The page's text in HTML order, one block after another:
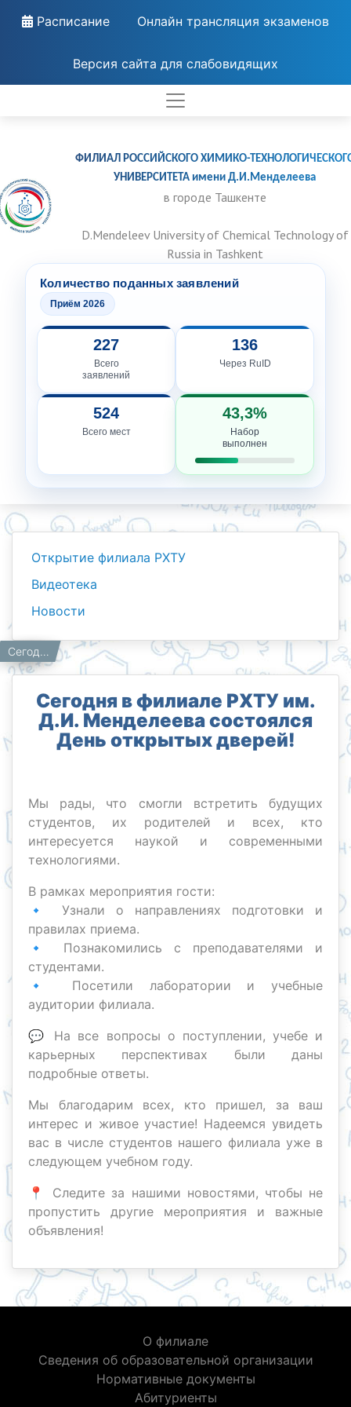
Расписание Онлайн трансляция экзаменов
Версия сайта для слабовидящих
ФИЛИАЛ РОССИЙСКОГО ХИМИКО-
УНИВЕРСИТЕТА имени Д.И.Менделеева
в городе Ташкенте
D.Mendeleev University of Chemical Technology of
Russia in Tashkent
Количество поданных заявлений
Приём 2026
227
Всего
заявлений
136
Через RuID
524
Всего мест
43,3%
Набор
выполнен
Открытие филиала РХТУ
Видеотека
Новости
Главная
Работникам
Новости Сегодня в филиале РХТУ им. Д.И. Менделеева состоялся День открытых дверей!
Сегодня в филиале РХТУ им.
Д.И. Менделеева состоялся
День открытых дверей!
Мы рады, что смогли встретить будущих
студентов, их родителей и всех, кто
интересуется наукой и современными
технологиями.
В рамках мероприятия гости:
🔹 Узнали о направлениях подготовки и
правилах приема.
🔹 Познакомились с преподавателями и
студентами.
🔹 Посетили лаборатории и учебные
аудитории филиала.
💬 На все вопросы о поступлении, учебе и
карьерных перспективах были даны
подробные ответы.
Мы благодарим всех, кто пришел, за ваш
интерес и живое участие! Надеемся увидеть
вас в числе студентов нашего филиала уже в
следующем учебном году.
📍 Следите за нашими новостями, чтобы не
пропустить другие мероприятия и важные
объявления!
О филиале
Сведения об образовательной организации
Нормативные документы
Абитуриенты